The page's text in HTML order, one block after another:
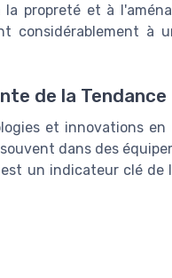
propreté et à
considérablement à
de la Tendance
et innovations
dans des
un indicateur clé de